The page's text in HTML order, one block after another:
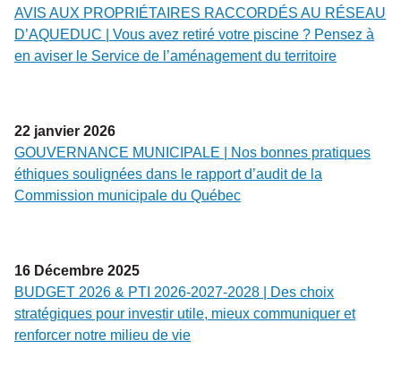
AVIS AUX PROPRIÉTAIRES RACCORDÉS AU RÉSEAU
D’AQUEDUC | Vous avez retiré votre piscine ? Pensez à
en aviser le Service de l’aménagement du territoire
22 janvier 2026
GOUVERNANCE MUNICIPALE | Nos bonnes pratiques
éthiques soulignées dans le rapport d’audit de la
Commission municipale du Québec
16 Décembre 2025
BUDGET 2026 & PTI 2026-2027-2028 | Des choix
stratégiques pour investir utile, mieux communiquer et
renforcer notre milieu de vie